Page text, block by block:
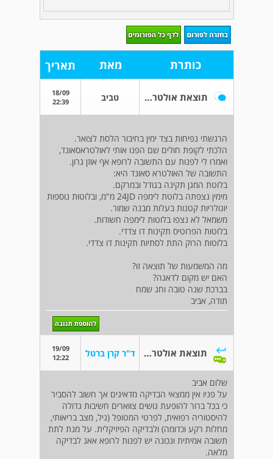
כותרת מאת תאריך
תוצאת אולטרסאונד טביב
18/09
22:39
הרגשתי נפיחות בצד ימין בחיבור הלסת לצואר.
הלכתי לקופת חולים שם הפנו אותי לאולטראסאונד,
ואמרו לי לפנות עם התשובה לרופא אף אוזן גרון.
התשובה של האולטרא סאונד היא:
בלוטת המגן תקינה בגודל ובמרקם.
מימין נצפתה בלוטת לימפה 24JD מ"מ, ובלוטות נוספות
יוגולריות קטנות בעלות מבנה שמור.
משמאל לא נצפו בלוטות לימפה חשודות.
בלוטות הפרוטיס תקינות דו צדדי.
בלוטות הרוק התת לסתיות תקינות דו צדדי.
מה המשמעות של תוצאה זו?
האם יש מקום לדאגה?
בברכת שנה טובה וחג שמח
תודה, אביב
תוצאת אולטרסאונד ד"ר קרן ברטל
19/09
12:22
שלום אביב
על פניו אין ממצאי הבדיקה מדאיגים אך חשוב להסביר
כי בכל ברור להופעת גושים צווארים חשיבות גדולה
להיסטוריה רפואית, לפרטי המטופל (גיל, מצב בריאותי,
מחלות רקע וכדומה) ולבדיקה הפיזיקלית. על מנת לתת
תשובה אמיתית ונכונה יש לפנות לרופא אאג לבדיקה
מלאה.